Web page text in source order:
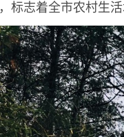
标志着全市农村生